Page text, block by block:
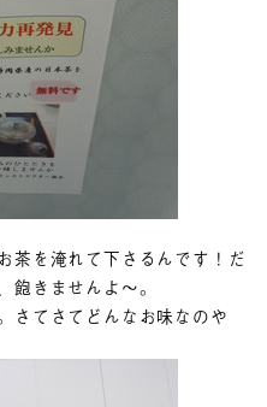
茶を淹れて下さるんです！だ
飽きませんよ～。
さてさてどんなお味なのや